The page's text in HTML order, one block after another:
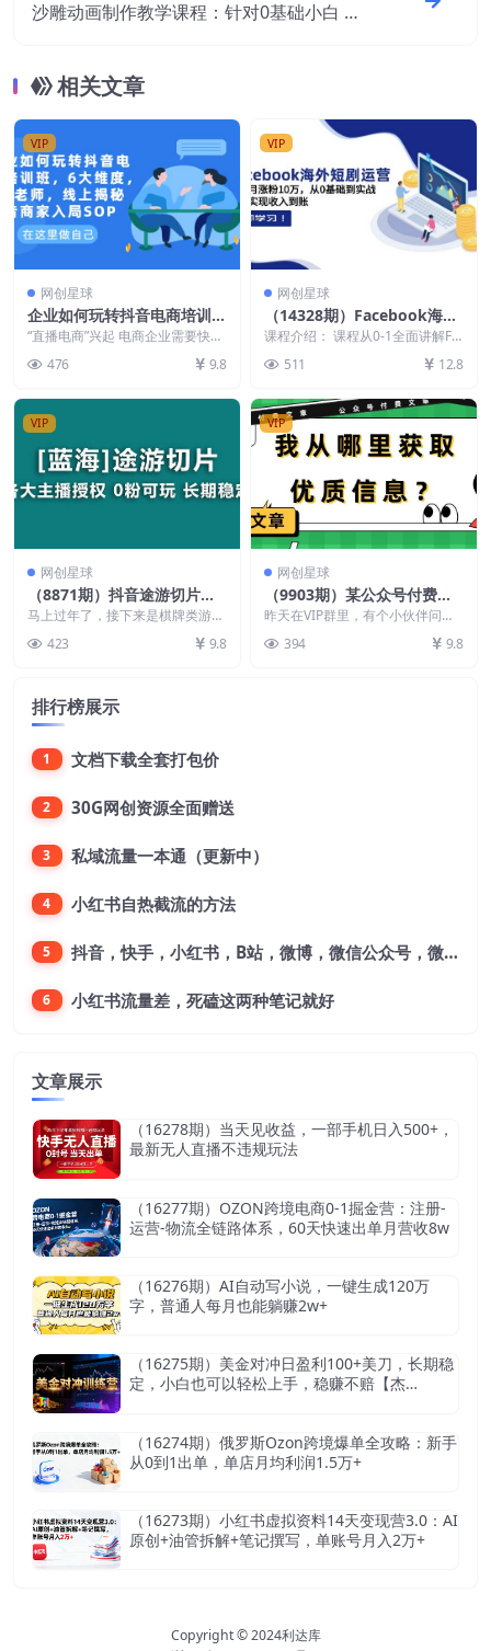
沙雕动画制作教学课程：针对0基础小白 从
相关文章
VIP
网创星球
企业如何玩转抖音电商培训
班，6大维度，6位老师，线
上揭秘抖音商家入局SOP
“直播电商”兴起 电商企业需要快速
音平台成为电商企...
476 9.8
VIP
网创星球
（14328期）Facebook海外
短剧运营：一个月涨粉10
万，从0基础到实战，快速实
现收入到账
课程介绍： 课程从0-1全面讲解Fa
列课，出...
511 12.8
VIP
网创星球
（8871期）抖音途游切片，
龙年第一个蓝海项目，提供授
权和素材，长期稳定，月入过
万
马上过年了，接下来是棋牌类游戏
的游玩高峰期，抖音途游切片是一
个非常新的项目，过年...
423 9.8
VIP
网创星球
（9903期）某公众号付费文
章《我从哪里获取优质信
息？》
昨天在VIP群里，有个小伙伴问除
了巴菲特之外，你还有哪些偶像，
我在群里说了几个。...
394 9.8
排行榜展示
1 文档下载全套打包价
2 30G网创资源全面赠送
3 私域流量一本通（更新中）
4 小红书自热截流的方法
5 抖音，快手，小红书，B站，微博，微信公众号，微信视频号。每一个平台，都是不一样的机会，对应不一样的赚钱思路
6 小红书流量差，死磕这两种笔记就好
文章展示
（16278期）当天见收益，一部手机日入500+，
最新无人直播不违规玩法
（16277期）OZON跨境电商0-1掘金营：注册-
运营-物流全链路体系，60天快速出单月营收8w
（16276期）AI自动写小说，一键生成120万
字，普通人每月也能躺赚2w+
（16275期）美金对冲日盈利100+美刀，长期稳
定，小白也可以轻松上手，稳赚不赔【杰…
（16274期）俄罗斯Ozon跨境爆单全攻略：新手
从0到1出单，单店月均利润1.5万+
（16273期）小红书虚拟资料14天变现营3.0：AI
原创+油管拆解+笔记撰写，单账号月入2万+
Copyright © 2024利达库